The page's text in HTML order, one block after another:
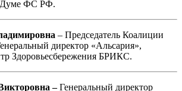
Думе ФС РФ.
– Председатель Коалиции
директор «Альсария»,
Здоровьесбережения БРИКС.
–Генеральный директор